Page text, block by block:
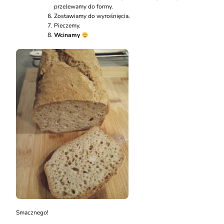
przelewamy do formy.
Zostawiamy do wyrośnięcia.
Pieczemy.
Wcinamy
Smacznego!